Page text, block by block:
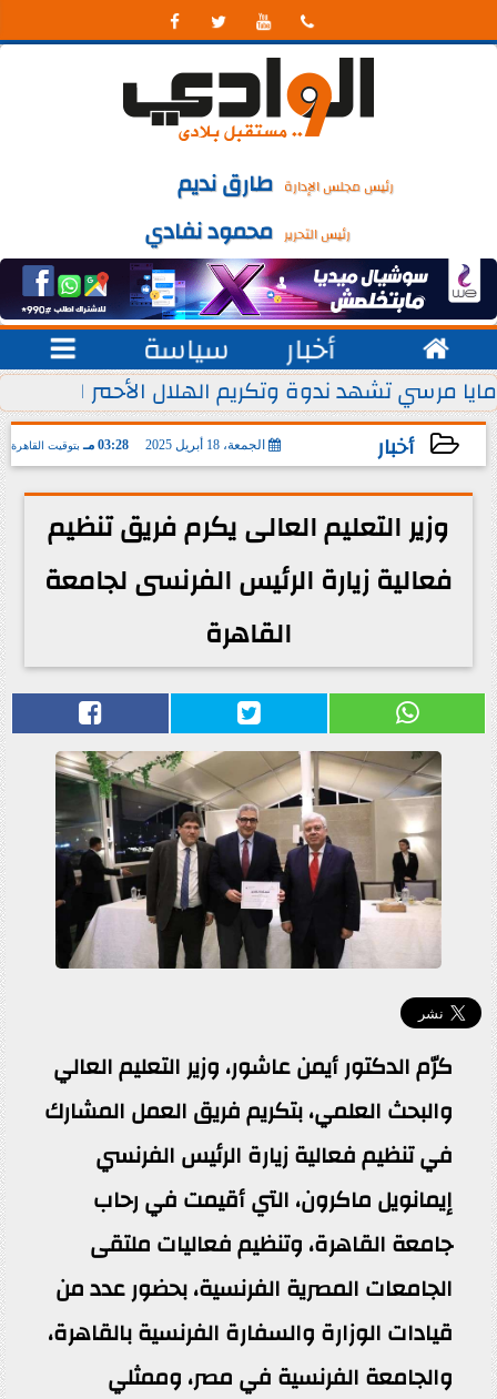
   
رئيس مجلس الإدارة طارق نديم
رئيس التحرير محمود نفادي
 أخبار سياسة 
يوليو من كل عام
مايا مرسي تشهد ندوة وتكريم الهلال الأحمر
أخبار الجمعة، 18 أبريل 2025 03:28 مـ بتوقيت القاهرة
2025-04-18 15:28:58
وزير التعليم العالى يكرم فريق تنظيم
فعالية زيارة الرئيس الفرنسى لجامعة
القاهرة
كرّم الدكتور أيمن عاشور، وزير التعليم العالي
والبحث العلمي، بتكريم فريق العمل المشارك
في تنظيم فعالية زيارة الرئيس الفرنسي
إيمانويل ماكرون، التي أقيمت في رحاب
جامعة القاهرة، وتنظيم فعاليات ملتقى
الجامعات المصرية الفرنسية، بحضور عدد من
قيادات الوزارة والسفارة الفرنسية بالقاهرة،
والجامعة الفرنسية في مصر، وممثلي